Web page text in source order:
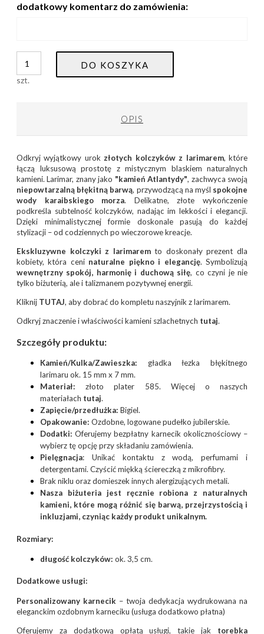
dodatkowy komentarz do zamówienia:
szt.
DO KOSZYKA
OPIS
Odkryj wyjątkowy urokzłotych kolczyków z larimarem, które
łączą luksusową prostotę z mistycznym blaskiem naturalnych
kamieni. Larimar, znany jako "kamień Atlantydy", zachwyca swoją
niepowtarzalną błękitną barwą, przywodzącą na myśl spokojne
wody karaibskiego morza. Delikatne, złote wykończenie
podkreśla subtelność kolczyków, nadając im lekkości i elegancji.
Dzięki minimalistycznej formie doskonale pasują do każdej
stylizacji – od codziennych po wieczorowe kreacje.
Ekskluzywne kolczyki z larimaremto doskonały prezent dla
kobiety, która ceni naturalne piękno i elegancję. Symbolizują
wewnętrzny spokój, harmonię i duchową siłę, co czyni je nie
tylko biżuterią, ale i talizmanem pozytywnej energii.
Kliknij TUTAJ, aby dobrać do kompletu naszyjnik z larimarem.
Odkryj znaczenie i właściwości kamieni szlachetnych tutaj.
Szczegóły produktu:
Kamień/Kulka/Zawieszka: gładka łezka błękitnego
larimaru ok. 15 mm x 7 mm.
Materiał: złoto plater 585. Więcej o naszych
materiałach tutaj.
Zapięcie/przedłużka: Bigiel.
Opakowanie: Ozdobne, logowane pudełko jubilerskie.
Dodatki: Oferujemy bezpłatny karnecik okolicznościowy –
wybierz tę opcję przy składaniu zamówienia.
Pielęgnacja: Unikać kontaktu z wodą, perfumami i
detergentami. Czyścić miękką ściereczką z mikrofibry.
Brak niklu oraz domieszek innych alergizujących metali.
Nasza biżuteria jest ręcznie robiona z naturalnych
kamieni, które mogą różnić się barwą, przejrzystością i
inkluzjami, czyniąc każdy produkt unikalnym.
Rozmiary:
długość kolczyków: ok. 3,5 cm.
Dodatkowe usługi:
Personalizowany karnecik – twoja dedykacja wydrukowana na
eleganckim ozdobnym karneciku (usługa dodatkowo płatna)
Oferujemy za dodatkową opłatą usługi, takie jak torebka